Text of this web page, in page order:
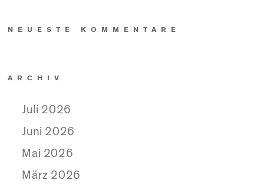
NEUESTE KOMMENTARE
ARCHIV
Juli 2026
Juni 2026
Mai 2026
März 2026